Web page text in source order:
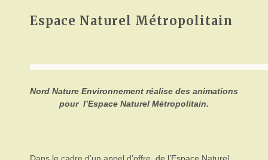
Espace Naturel Métropolitain
Nord Nature Environnement réalise des animations
pour l’Espace Naturel Métropolitain.